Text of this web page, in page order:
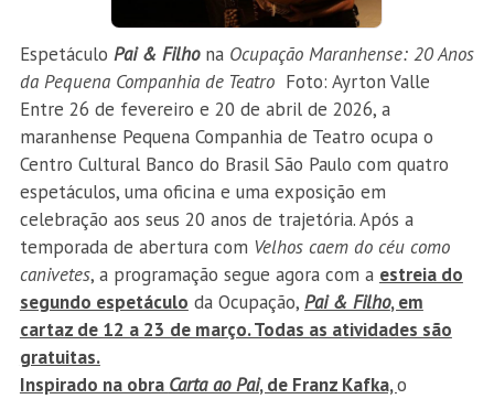
Espetáculo Pai & Filhona Ocupação Maranhense: 20 Anos
da Pequena Companhia de TeatroFoto: Ayrton Valle
Entre 26 de fevereiro e 20 de abril de 2026, a
maranhense Pequena Companhia de Teatro ocupa o
Centro Cultural Banco do Brasil São Paulo com quatro
espetáculos, uma oficina e uma exposição em
celebração aos seus 20 anos de trajetória. Após a
temporada de abertura com Velhos caem do céu como
canivetes, a programação segue agora com a estreia do
segundo espetáculo da Ocupação, Pai & Filho, em
cartaz de 12 a 23 de março. Todas as atividades são
gratuitas.
Inspirado na obra Carta ao Pai, de Franz Kafka,o